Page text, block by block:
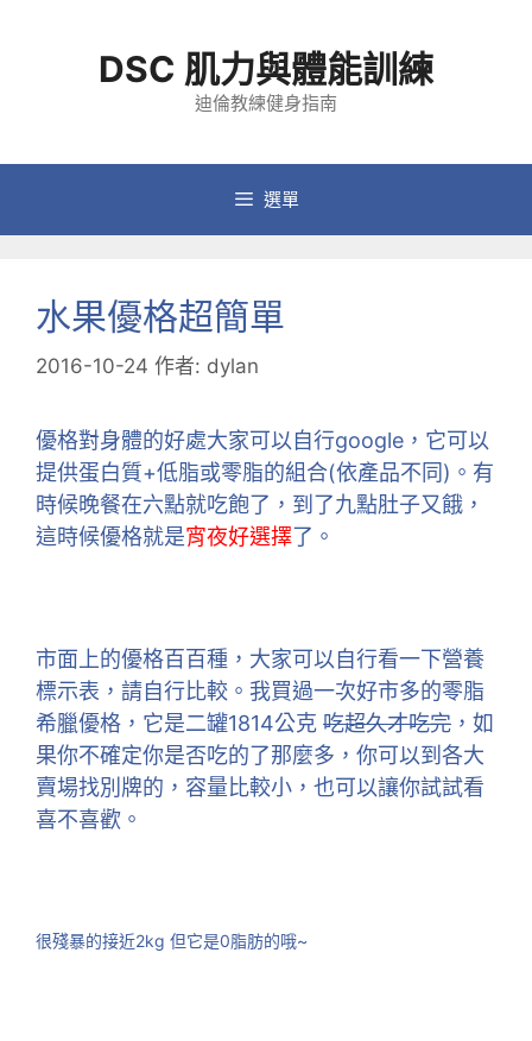
容
DSC 肌力與體能訓練
迪倫教練健身指南
選單
水果優格超簡單
2016-10-24 作者: dylan
優格對身體的好處大家可以自行google，它可以
提供蛋白質+低脂或零脂的組合(依產品不同)。有
時候晚餐在六點就吃飽了，到了九點肚子又餓，
這時候優格就是宵夜好選擇了。
市面上的優格百百種，大家可以自行看一下營養
標示表，請自行比較。我買過一次好市多的零脂
希臘優格，它是二罐1814公克 吃超久才吃完 ，如
果你不確定你是否吃的了那麼多，你可以到各大
賣場找別牌的，容量比較小，也可以讓你試試看
喜不喜歡。
很殘暴的接近2kg 但它是0脂肪的哦~